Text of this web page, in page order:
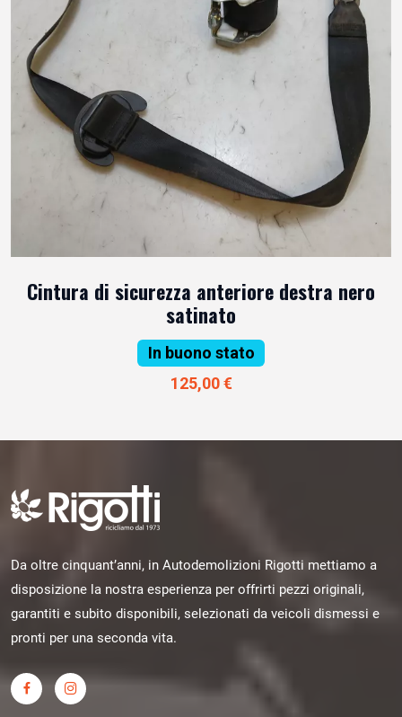
Cintura di sicurezza anteriore destra nero
satinato
In buono stato
125,00 €
Da oltre cinquant’anni, in Autodemolizioni Rigotti mettiamo a
disposizione la nostra esperienza per offrirti pezzi originali,
garantiti e subito disponibili, selezionati da veicoli dismessi e
pronti per una seconda vita.